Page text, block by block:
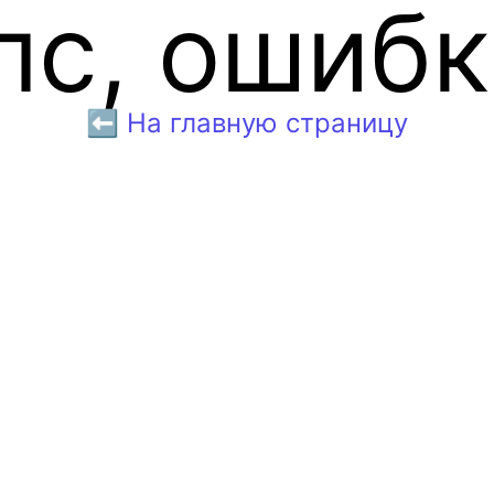
⬅️ На главную страницу